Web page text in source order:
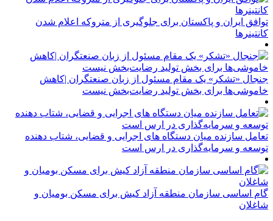
توافق ایران و پاکستان برای جلوگیری از متروکه اعلام شدن
کانتینرها
جنجال «تشکر» یک مقام مسئول از زبان صنعتگران |کاهش
خاموشی‌ها برای بخش تولید رضایت‌بخش نیست
تعامل سازنده میان دستگاه‌ های اجرایی و قضایی، شتاب‌ دهنده
توسعه و سرمایه‌گذاری در ارس است
گام اساسی سازمان منطقه آزاد کیش برای مسکن بومیان و
شاغلان